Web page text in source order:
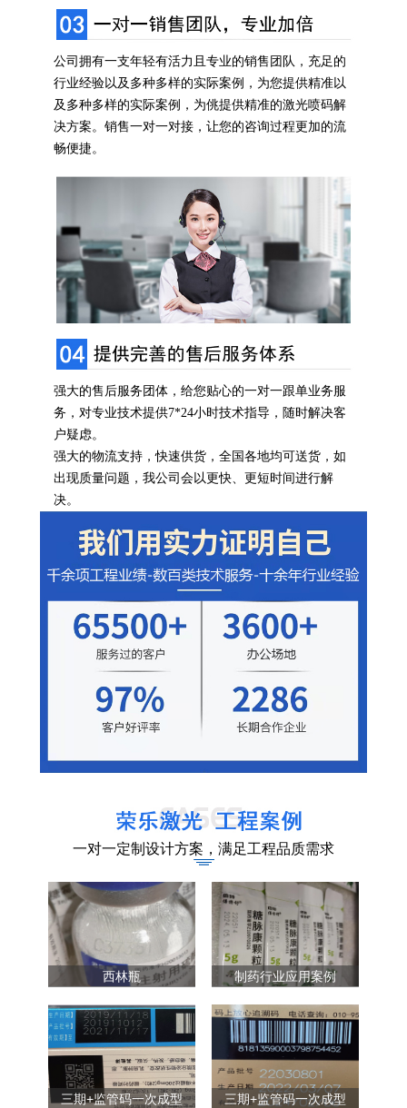
公司拥有一支年轻有活力且专业的销售团队，充足的
行业经验以及多种多样的实际案例，为您提供精准以
及多种多样的实际案例，为佻提供精准的激光喷码解
决方案。销售一对一对接，让您的咨询过程更加的流
畅便捷。
强大的售后服务团体，给您贴心的一对一跟单业务服
务，对专业技术提供7*24小时技术指导，随时解决客
户疑虑。
强大的物流支持，快速供货，全国各地均可送货，如
出现质量问题，我公司会以更快、更短时间进行解
决。
一对一定制设计方案，满足工程品质需求
西林瓶 制药行业应用案例
三期+监管码一次成型 三期+监管码一次成型